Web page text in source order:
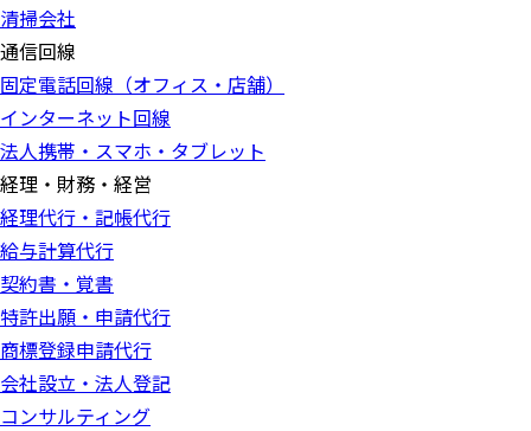
清掃会社
通信回線
固定電話回線（オフィス・店舗）
インターネット回線
法人携帯・スマホ・タブレット
経理・財務・経営
経理代行・記帳代行
給与計算代行
契約書・覚書
特許出願・申請代行
商標登録申請代行
会社設立・法人登記
コンサルティング